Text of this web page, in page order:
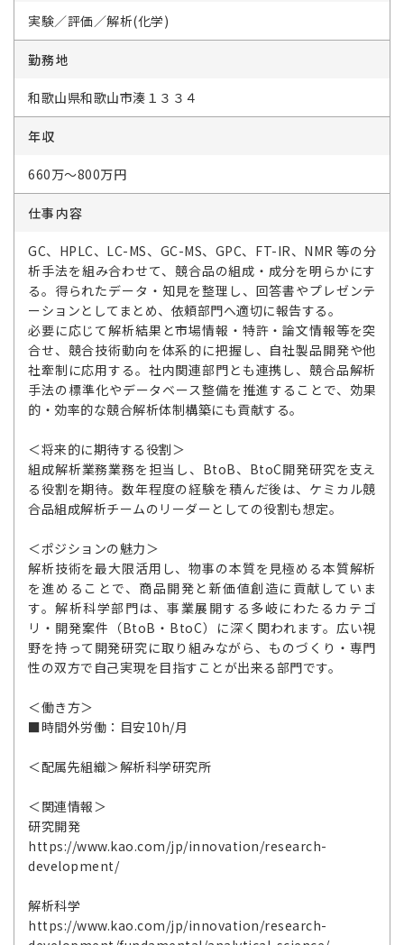
実験／評価／解析(化学)
勤務地
和歌山県和歌山市湊１３３４
年収
660万～800万円
仕事内容
GC、HPLC、LC-MS、GC-MS、GPC、FT-IR、NMR 等の分
析手法を組み合わせて、競合品の組成・成分を明らかにす
る。得られたデータ・知見を整理し、回答書やプレゼンテ
ーションとしてまとめ、依頼部門へ適切に報告する。
必要に応じて解析結果と市場情報・特許・論文情報等を突
合せ、競合技術動向を体系的に把握し、自社製品開発や他
社牽制に応用する。社内関連部門とも連携し、競合品解析
手法の標準化やデータベース整備を推進することで、効果
的・効率的な競合解析体制構築にも貢献する。
＜将来的に期待する役割＞
組成解析業務業務を担当し、BtoB、BtoC開発研究を支え
る役割を期待。数年程度の経験を積んだ後は、ケミカル競
合品組成解析チームのリーダーとしての役割も想定。
＜ポジションの魅力＞
解析技術を最大限活用し、物事の本質を見極める本質解析
を進めることで、商品開発と新価値創造に貢献していま
す。解析科学部門は、事業展開する多岐にわたるカテゴ
リ・開発案件（BtoB・BtoC）に深く関われます。広い視
野を持って開発研究に取り組みながら、ものづくり・専門
性の双方で自己実現を目指すことが出来る部門です。
＜働き方＞
■時間外労働：目安10h/月
＜配属先組織＞解析科学研究所
＜関連情報＞
研究開発
https://www.kao.com/jp/innovation/research-
development/
解析科学
https://www.kao.com/jp/innovation/research-